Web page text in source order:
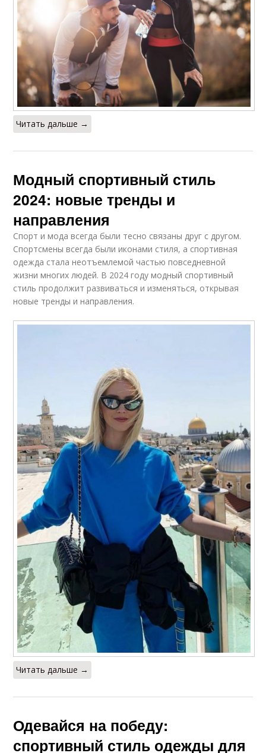
Читать дальше →
Модный спортивный стиль
2024: новые тренды и
направления
Спорт и мода всегда были тесно связаны друг с другом.
Спортсмены всегда были иконами стиля, а спортивная
одежда стала неотъемлемой частью повседневной
жизни многих людей. В 2024 году модный спортивный
стиль продолжит развиваться и изменяться, открывая
новые тренды и направления.
Читать дальше →
Одевайся на победу:
спортивный стиль одежды для